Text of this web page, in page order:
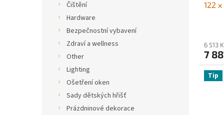
Čištění
Hardware
Bezpečnostní vybavení
Zdraví a wellness
Other
Lighting
Ošetření oken
Sady dětských hřišť
Prázdninové dekorace
122
6 513
7
Tip